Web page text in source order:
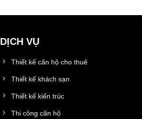
DỊCH VỤ
Thiết kế căn hộ cho thuê
Thiết kế khách sạn
Thiết kế kiến trúc
Thi công căn hộ